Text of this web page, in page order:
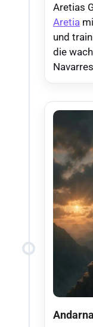
Aretias
Aretia
und
die